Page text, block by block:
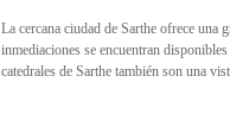
La cercana ciudad de Sarthe ofrece una
inmediaciones se encuentran
catedrales de Sarthe también son una